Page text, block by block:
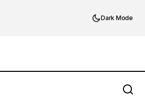
Dark Mode